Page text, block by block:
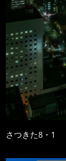
さつきた8・1